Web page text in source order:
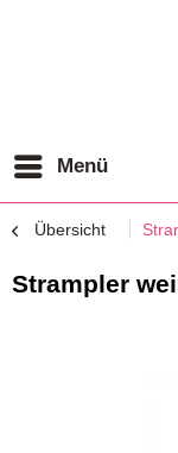
Menü
Übersicht
Strampler